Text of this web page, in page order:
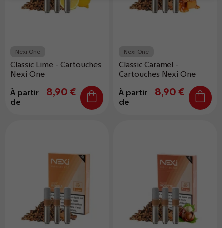
Nexi One
Classic Lime - Cartouches
Nexi One
À partir
de
8,90 €
Nexi One
Classic Caramel -
Cartouches Nexi One
À partir
de
8,90 €